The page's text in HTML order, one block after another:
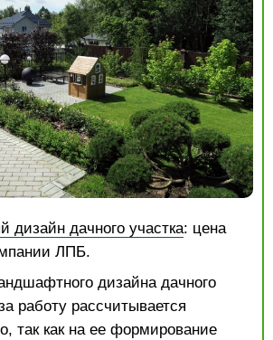
дачного участка: цена
ЛПБ.
дизайна дачного
работу рассчитывается
так как на ее формирование